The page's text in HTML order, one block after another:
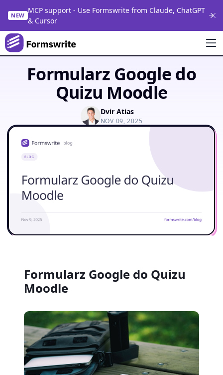
NEW
MCP support - Use Formswrite from Claude, ChatGPT
& Cursor
Formularz Google do
Quizu Moodle
Dvir Atias
NOV 09, 2025
Formularz Google do Quizu
Moodle